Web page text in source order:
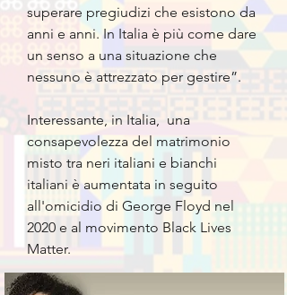
superare pregiudizi che esistono da
anni e anni. In Italia è più come dare
un senso a una situazione che
nessuno è attrezzato per gestire”.
Interessante, in Italia, una
consapevolezza del matrimonio
misto tra neri italiani e bianchi
italiani è aumentata in seguito
all'omicidio di George Floyd nel
2020 e al movimento Black Lives
Matter.